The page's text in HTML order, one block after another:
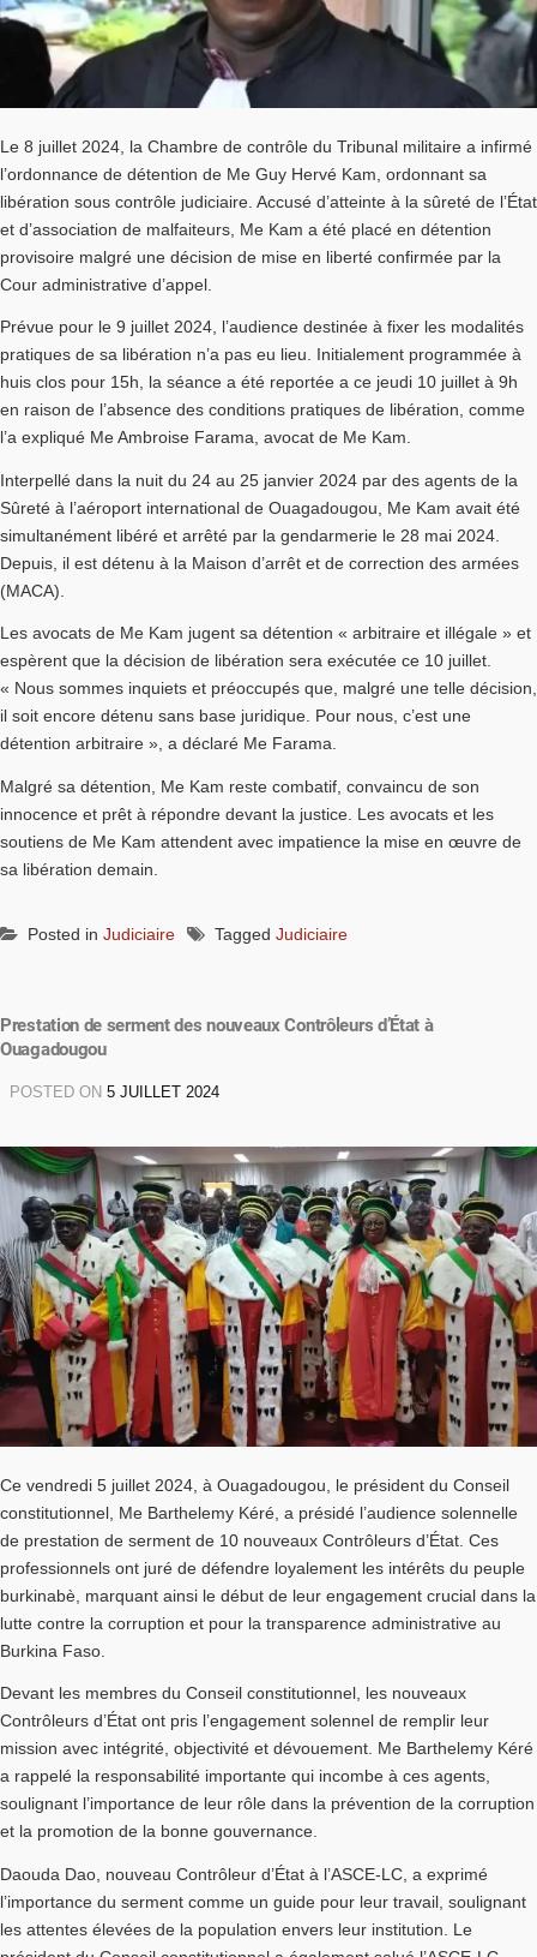
Le 8 juillet 2024, la Chambre de contrôle du Tribunal militaire a infirmé
l’ordonnance de détention de Me Guy Hervé Kam, ordonnant sa
libération sous contrôle judiciaire. Accusé d’atteinte à la sûreté de l’État
et d’association de malfaiteurs, Me Kam a été placé en détention
provisoire malgré une décision de mise en liberté confirmée par la
Cour administrative d’appel.
Prévue pour le 9 juillet 2024, l’audience destinée à fixer les modalités
pratiques de sa libération n’a pas eu lieu. Initialement programmée à
huis clos pour 15h, la séance a été reportée a ce jeudi 10 juillet à 9h
en raison de l’absence des conditions pratiques de libération, comme
l’a expliqué Me Ambroise Farama, avocat de Me Kam.
Interpellé dans la nuit du 24 au 25 janvier 2024 par des agents de la
Sûreté à l’aéroport international de Ouagadougou, Me Kam avait été
simultanément libéré et arrêté par la gendarmerie le 28 mai 2024.
Depuis, il est détenu à la Maison d’arrêt et de correction des armées
(MACA).
Les avocats de Me Kam jugent sa détention « arbitraire et illégale » et
espèrent que la décision de libération sera exécutée ce 10 juillet.
« Nous sommes inquiets et préoccupés que, malgré une telle décision,
il soit encore détenu sans base juridique. Pour nous, c’est une
détention arbitraire », a déclaré Me Farama.
Malgré sa détention, Me Kam reste combatif, convaincu de son
innocence et prêt à répondre devant la justice. Les avocats et les
soutiens de Me Kam attendent avec impatience la mise en œuvre de
sa libération demain.
Posted in Judiciaire Tagged Judiciaire
Prestation de serment des nouveaux Contrôleurs d’État à
Ouagadougou
POSTED ON 5 JUILLET 2024
Ce vendredi 5 juillet 2024, à Ouagadougou, le président du Conseil
constitutionnel, Me Barthelemy Kéré, a présidé l’audience solennelle
de prestation de serment de 10 nouveaux Contrôleurs d’État. Ces
professionnels ont juré de défendre loyalement les intérêts du peuple
burkinabè, marquant ainsi le début de leur engagement crucial dans la
lutte contre la corruption et pour la transparence administrative au
Burkina Faso.
Devant les membres du Conseil constitutionnel, les nouveaux
Contrôleurs d’État ont pris l’engagement solennel de remplir leur
mission avec intégrité, objectivité et dévouement. Me Barthelemy Kéré
a rappelé la responsabilité importante qui incombe à ces agents,
soulignant l’importance de leur rôle dans la prévention de la corruption
et la promotion de la bonne gouvernance.
Daouda Dao, nouveau Contrôleur d’État à l’ASCE-LC, a exprimé
l’importance du serment comme un guide pour leur travail, soulignant
les attentes élevées de la population envers leur institution. Le